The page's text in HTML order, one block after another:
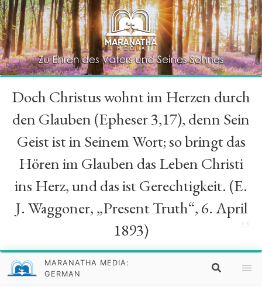
“
Doch Christus wohnt im Herzen durch
den Glauben (Epheser 3,17), denn Sein
Geist ist in Seinem Wort; so bringt das
Hören im Glauben das Leben Christi
ins Herz, und das ist Gerechtigkeit. (E.
J. Waggoner, „Present Truth“, 6. April
1893)
MARANATHA MEDIA:
GERMAN